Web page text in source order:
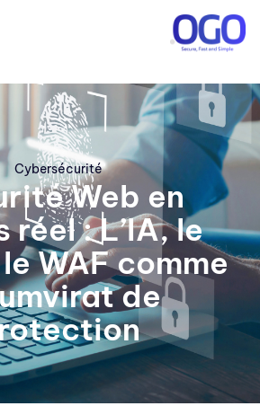
Cybersécurité
Web en
réel : L’IA, le
WAF comme
de